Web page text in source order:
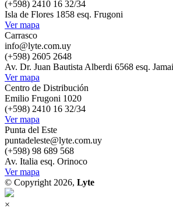
(+598) 2410 16 32/34
Isla de Flores 1858 esq. Frugoni
Ver mapa
Carrasco
info@lyte.com.uy
(+598) 2605 2648
Av. Dr. Juan Bautista Alberdi 6568 esq.
Ver mapa
Centro de Distribución
Emilio Frugoni 1020
(+598) 2410 16 32/34
Ver mapa
Punta del Este
puntadeleste@lyte.com.uy
(+598) 98 689 568
Av. Italia esq. Orinoco
Ver mapa
© Copyright 2026, Lyte
×